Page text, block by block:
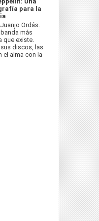
para la
Ordás.
más
que existe.
discos, las
el alma con la